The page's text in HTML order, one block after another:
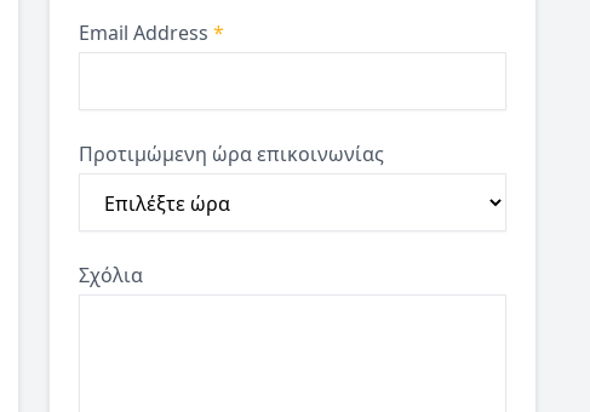
Email Address*
Προτιμώμενη ώρα επικοινωνίας
Σχόλια